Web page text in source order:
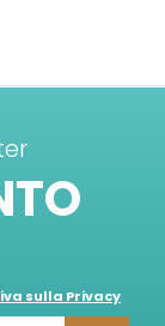
sulla Privacy